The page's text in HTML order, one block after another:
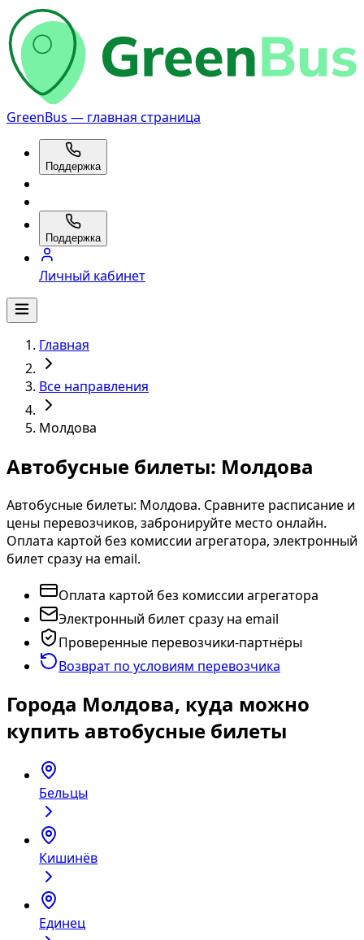
GreenBus — главная страница
Поддержка
Поддержка
Личный кабинет
Главная
Все направления
Молдова
Автобусные билеты: Молдова
Автобусные билеты: Молдова. Сравните расписание и
цены перевозчиков, забронируйте место онлайн.
Оплата картой без комиссии агрегатора, электронный
билет сразу на email.
Оплата картой без комиссии агрегатора
Электронный билет сразу на email
Проверенные перевозчики-партнёры
Возврат по условиям перевозчика
Города Молдова, куда можно
купить автобусные билеты
Бельцы
Кишинёв
Единец